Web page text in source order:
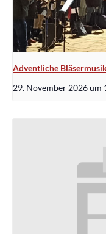
Adventliche
29. November 2026 um